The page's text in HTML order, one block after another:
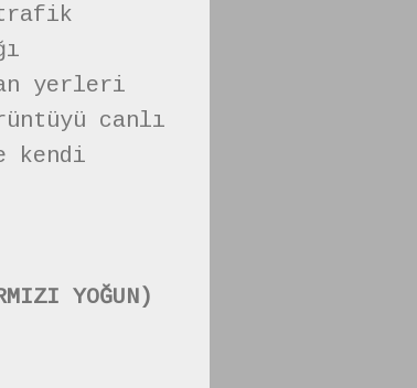
trafik
yerleri
canlı
kendi
YOĞUN)